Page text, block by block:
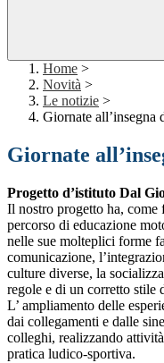
Home >
Novità >
Le notizie >
Giornate all’insegna
Giornate
Progetto d’istituto Dal
Il nostro progetto ha,
percorso di educazione
nelle sue molteplici forme
comunicazione,
culture diverse, la
regole e di un corretto stile
L’ ampliamento delle
dai collegamenti e dalle
colleghi, realizzando
pratica ludico-sportiva.